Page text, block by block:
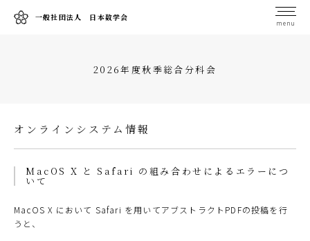
一般社団法人 日本数学会
menu
2026年度秋季総合分科会
オンラインシステム情報
MacOS X と Safari の組み合わせによるエラーにつ
いて
MacOS X において Safari を用いてアブストラクトPDFの投稿を行
うと、